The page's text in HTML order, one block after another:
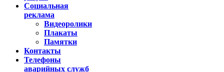
Социальная
реклама
Видеоролики
Плакаты
Памятки
Контакты
Телефоны
аварийных служб